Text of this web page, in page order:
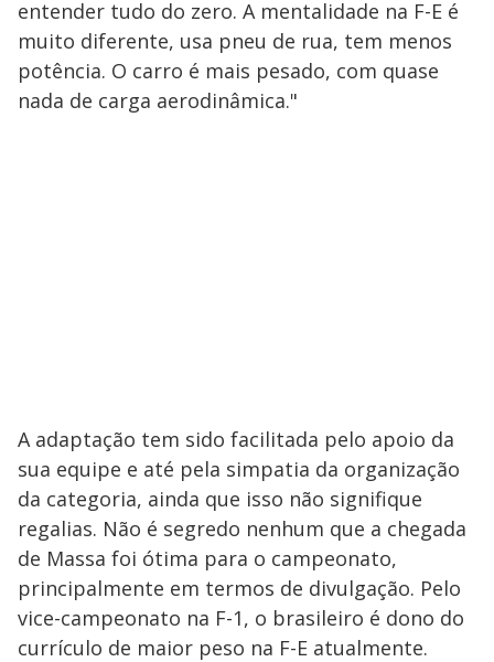
entender tudo do zero. A mentalidade na F-E é
muito diferente, usa pneu de rua, tem menos
potência. O carro é mais pesado, com quase
nada de carga aerodinâmica."
A adaptação tem sido facilitada pelo apoio da
sua equipe e até pela simpatia da organização
da categoria, ainda que isso não signifique
regalias. Não é segredo nenhum que a chegada
de Massa foi ótima para o campeonato,
principalmente em termos de divulgação. Pelo
vice-campeonato na F-1, o brasileiro é dono do
currículo de maior peso na F-E atualmente.